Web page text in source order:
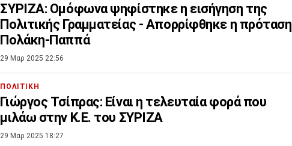
ΣΥΡΙΖΑ: Ομόφωνα ψηφίστηκε η εισήγηση της
Πολιτικής Γραμματείας - Απορρίφθηκε η πρόταση
Πολάκη-Παππά
29 Μαρ 2025 22:56
ΠΟΛΙΤΙΚΗ
Γιώργος Τσίπρας: Είναι η τελευταία φορά που
μιλάω στην Κ.Ε. του ΣΥΡΙΖΑ
29 Μαρ 2025 18:27